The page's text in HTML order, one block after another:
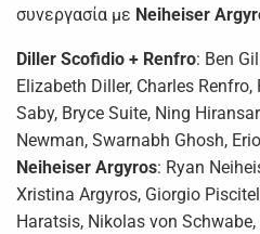
συνεργασία με Neiheiser
Diller Scofidio + Renfro: Ben
Elizabeth Diller, Charles
Saby, Bryce Suite, Ning
Newman, Swarnabh Ghosh,
Neiheiser Argyros: Ryan
Xristina Argyros, Giorgio
Haratsis, Nikolas von